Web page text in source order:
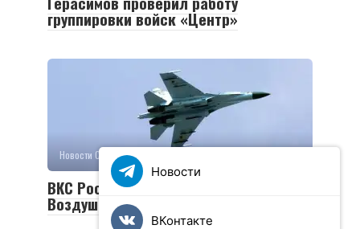
группировки войск «Центр»
Новости СВО
ВКС России сбили самолет Су-27
Воздушных сил Украины
Новости
ВКонтакте